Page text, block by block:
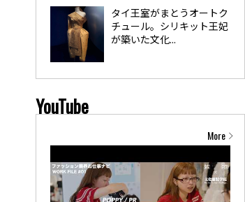
タイ王室がまとうオートク
チュール。シリキット王妃
が築いた文化...
YouTube
More